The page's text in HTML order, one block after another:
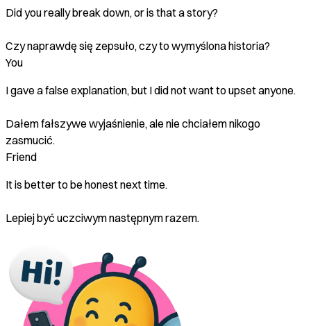
Did you really break down, or is that a story?
Czy naprawdę się zepsuło, czy to wymyślona historia?
You
I gave a false explanation, but I did not want to upset anyone.
Dałem fałszywe wyjaśnienie, ale nie chciałem nikogo
zasmucić.
Friend
It is better to be honest next time.
Lepiej być uczciwym następnym razem.